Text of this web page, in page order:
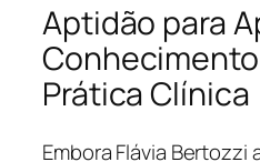
Aptidão para
Prática Clínica
Embora Flávia Bertozzi